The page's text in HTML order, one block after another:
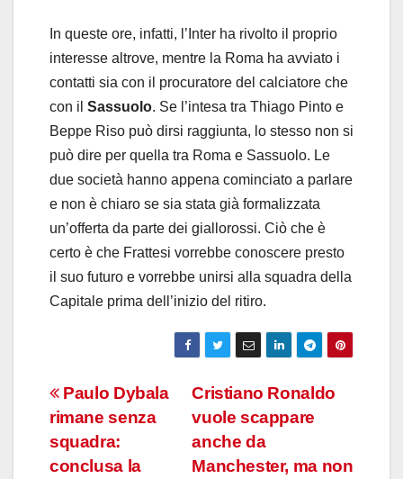
In queste ore, infatti, l’Inter ha rivolto il proprio
interesse altrove, mentre la Roma ha avviato i
contatti sia con il procuratore del calciatore che
con il Sassuolo. Se l’intesa tra Thiago Pinto e
Beppe Riso può dirsi raggiunta, lo stesso non si
può dire per quella tra Roma e Sassuolo. Le
due società hanno appena cominciato a parlare
e non è chiaro se sia stata già formalizzata
un’offerta da parte dei giallorossi. Ciò che è
certo è che Frattesi vorrebbe conoscere presto
il suo futuro e vorrebbe unirsi alla squadra della
Capitale prima dell’inizio del ritiro.
Navigazione
articoli
Cristiano Ronaldo
vuole scappare
anche da
Manchester, ma non
Paulo Dybala
rimane senza
squadra:
conclusa la